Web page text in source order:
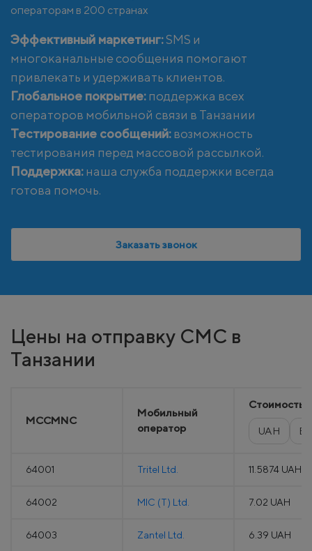
операторам в 200 странах
Эффективный маркетинг:SMS и
многоканальные сообщения помогают
привлекать и удерживать клиентов.
Глобальное покрытие:поддержка всех
операторов мобильной связи в Танзании
Тестирование сообщений:возможность
тестирования перед массовой рассылкой.
Поддержка:наша служба поддержки всегда
готова помочь.
Заказать звонок
Цены на отправку СМС в
Танзании
MCCMNC
Мобильный
оператор
Стоимость
UAH
64001 Tritel Ltd. 11.5874 UAH
64002 MIC (T) Ltd. 7.02 UAH
64003 Zantel Ltd. 6.39 UAH